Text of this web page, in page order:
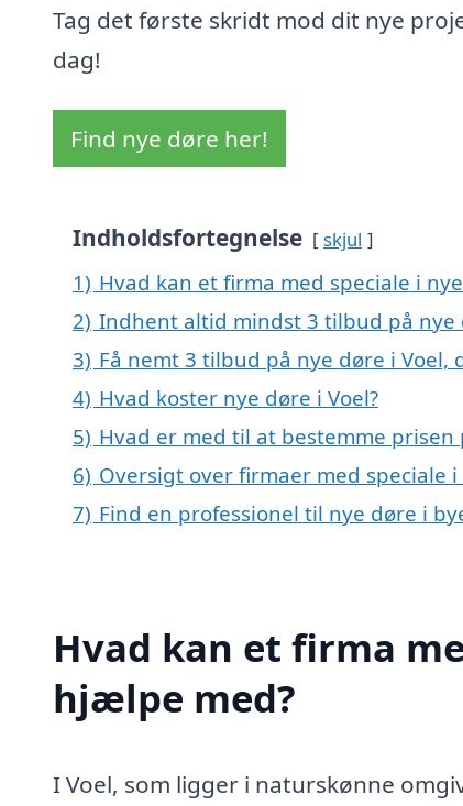
Tag det første skridt mod dit nye
dag!
Find nye døre her!
Indholdsfortegnelse skjul
1) Hvad kan et firma med speciale i
2) Indhent altid mindst 3 tilbud på nye
3) Få nemt 3 tilbud på nye døre i
4) Hvad koster nye døre i Voel?
5) Hvad er med til at bestemme prisen
6) Oversigt over firmaer med speciale
7) Find en professionel til nye døre i
Hvad kan et firma
hjælpe med?
I Voel, som ligger i naturskønne